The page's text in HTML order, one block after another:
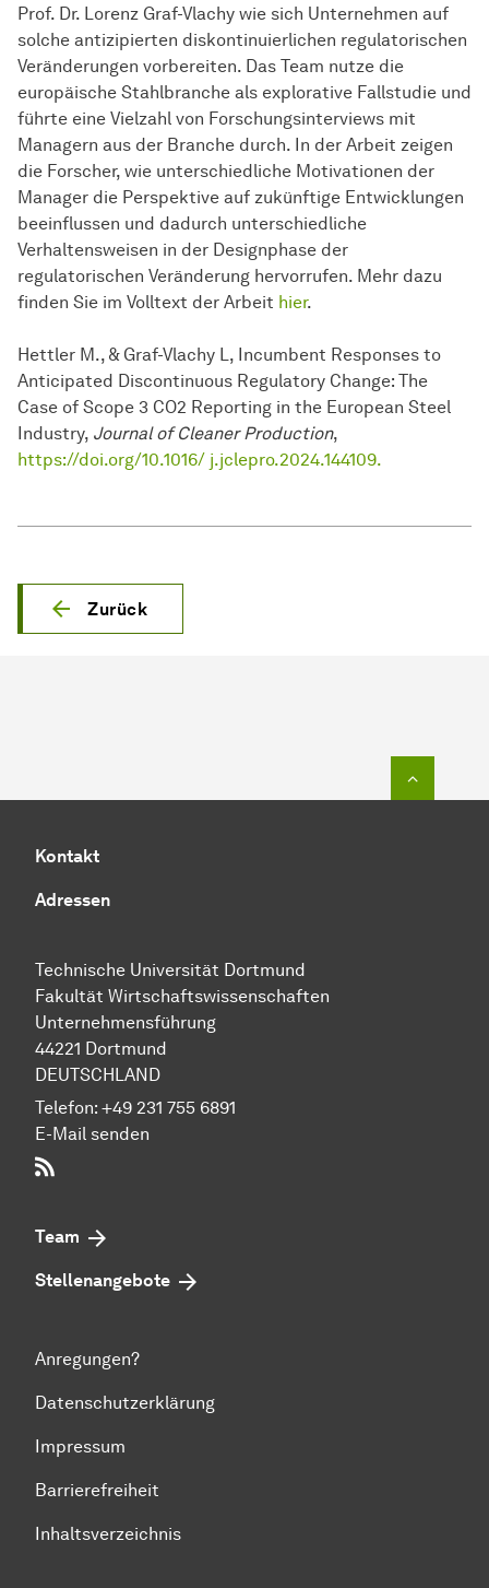
Prof. Dr. Lorenz Graf-Vlachy wie sich Unternehmen auf
solche antizipierten diskontinuierlichen regulatorischen
Veränderungen vorbereiten. Das Team nutze die
europäische Stahlbranche als explorative Fallstudie und
führte eine Vielzahl von Forschungsinterviews mit
Managern aus der Branche durch. In der Arbeit zeigen
die Forscher, wie unterschiedliche Motivationen der
Manager die Perspektive auf zukünftige Entwicklungen
beeinflussen und dadurch unterschiedliche
Verhaltensweisen in der Designphase der
regulatorischen Veränderung hervorrufen. Mehr dazu
finden Sie im Volltext der Arbeit hier.
Hettler M., & Graf-Vlachy L, Incumbent Responses to
Anticipated Discontinuous Regulatory Change: The
Case of Scope 3 CO2 Reporting in the European Steel
Industry, Journal of Cleaner Production,
https://doi.org/10.1016/ j.jclepro.2024.144109.
Zurück
Kontakt
Adressen
Technische Uni­ver­si­tät Dort­mund
Fakultät Wirtschafts­wissen­schaften
Unternehmensführung
44221 Dort­mund
DEUTSCHLAND
Telefon: +49 231 755 6891
E-Mail senden
Team
Stellenangebote
Anregungen?
Datenschutzerklärung
Impressum
Barrierefreiheit
Inhaltsverzeichnis